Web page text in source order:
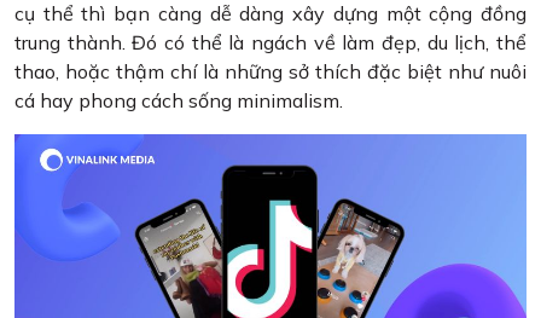
cụ thể thì bạn càng dễ dàng xây dựng một cộng đồng
trung thành. Đó có thể là ngách về làm đẹp, du lịch, thể
thao, hoặc thậm chí là những sở thích đặc biệt như nuôi
cá hay phong cách sống minimalism.